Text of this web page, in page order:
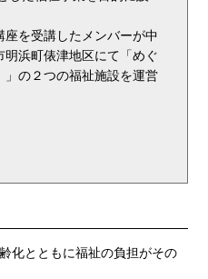
を受講したメンバーが中
浜町俵津地区にて「めぐ
の２つの福祉施設を運営
化とともに福祉の負担がその